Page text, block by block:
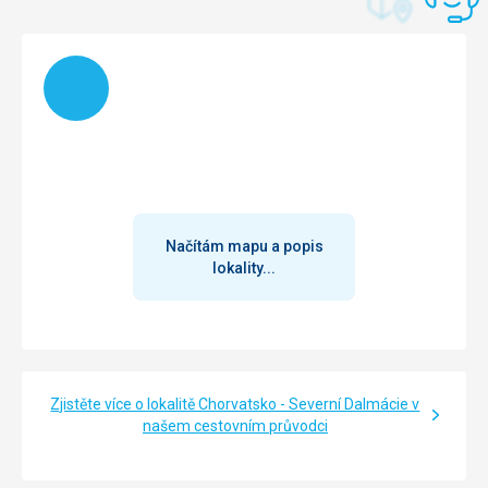
Načítám
Načítám mapu a popis
lokality...
Zjistěte více o lokalitě Chorvatsko - Severní Dalmácie v
našem cestovním průvodci